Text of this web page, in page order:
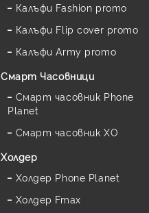
Калъфи Fashion promo
Калъфи Flip cover promo
Калъфи Army promo
Смарт Часовници
Смарт часовник Phone
Planet
Смарт часовник XO
Холдер
Холдер Phone Planet
Холдер Fmax